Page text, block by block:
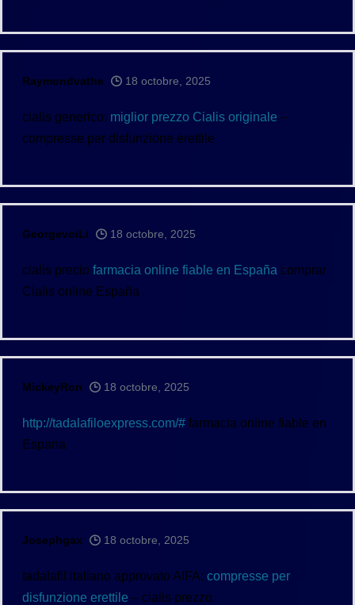
Raymondvathe 18 octobre, 2025
cialis generico: miglior prezzo Cialis originale –
compresse per disfunzione erettile
GeorgevoiLi 18 octobre, 2025
cialis precio farmacia online fiable en España comprar
Cialis online España
MickeyRon 18 octobre, 2025
http://tadalafiloexpress.com/# farmacia online fiable en
Espana
Josephgax 18 octobre, 2025
tadalafil italiano approvato AIFA: compresse per
disfunzione erettile – cialis prezzo